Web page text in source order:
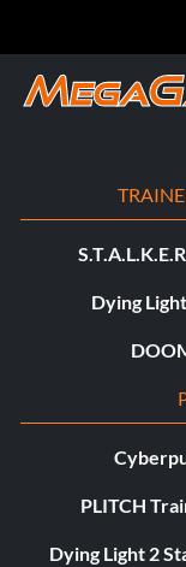
Dying
PLITCH
Dying Light 2